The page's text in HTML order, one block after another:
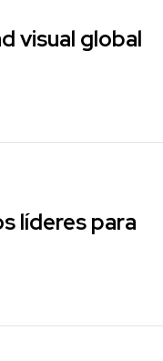
visual global
líderes para